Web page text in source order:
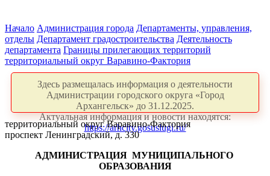
Начало Администрация города Департаменты, управления,
отделы Департамент градостроительства Деятельность
департамента Границы прилегающих территорий
территориальный округ Варавино-Фактория
Здесь размещалась информация о деятельности
Администрации городского округа «Город
Архангельск» до 31.12.2025.
Актуальная информация и новости находятся:
https://arhcity.gosuslugi.ru/
территориальный округ Варавино-Фактория
проспект Ленинградский, д. 330
АДМИНИСТРАЦИЯ МУНИЦИПАЛЬНОГО
ОБРАЗОВАНИЯ